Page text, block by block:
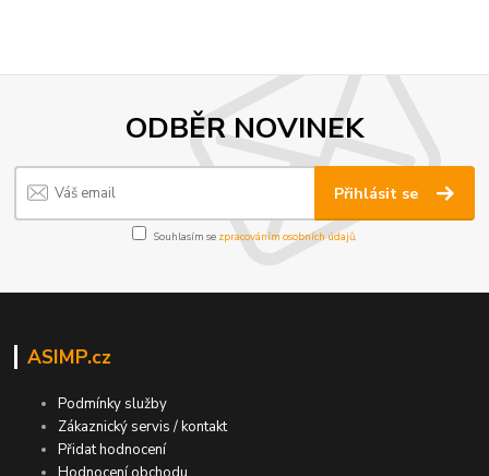
ODBĚR NOVINEK
Přihlásit se
Souhlasím se zpracováním osobních údajů.
ASIMP.cz
Podmínky služby
Zákaznický servis / kontakt
Přidat hodnocení